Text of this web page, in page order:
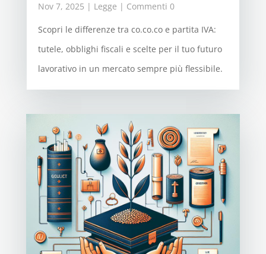
Nov 7, 2025 | Legge | Commenti 0
Scopri le differenze tra co.co.co e partita IVA:
tutele, obblighi fiscali e scelte per il tuo futuro
lavorativo in un mercato sempre più flessibile.